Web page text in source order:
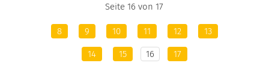
Seite 16 von 17
8 9 10 11 12 13
14 15 16 17